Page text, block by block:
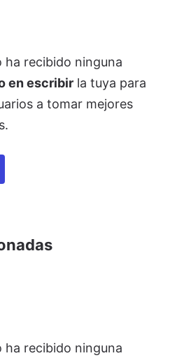
ha recibido ninguna
en escribir la tuya para
a tomar mejores
ha recibido ninguna